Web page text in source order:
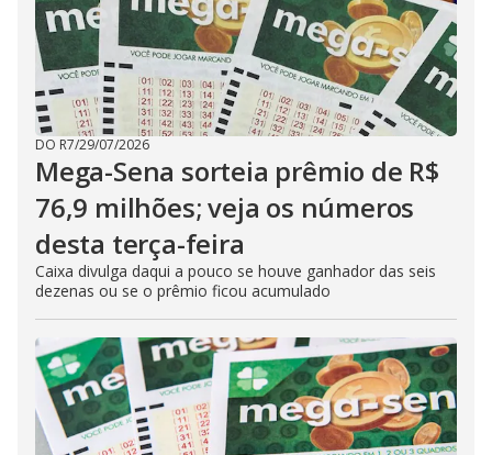
DO R7/29/07/2026
Mega-Sena sorteia prêmio de R$
76,9 milhões; veja os números
desta terça-feira
Caixa divulga daqui a pouco se houve ganhador das seis
dezenas ou se o prêmio ficou acumulado